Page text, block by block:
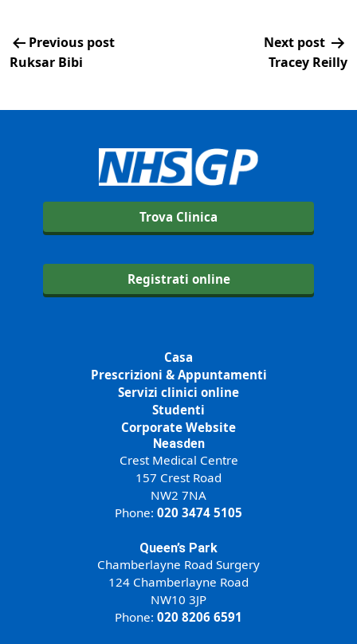
Previous post
Ruksar Bibi
Next post
Tracey Reilly
Trova Clinica
Registrati online
Casa
Prescrizioni & Appuntamenti
Servizi clinici online
Studenti
Corporate Website
Neasden
Crest Medical Centre
157 Crest Road
NW2 7NA
Phone: 020 3474 5105
Queen’s Park
Chamberlayne Road Surgery
124 Chamberlayne Road
NW10 3JP
Phone: 020 8206 6591